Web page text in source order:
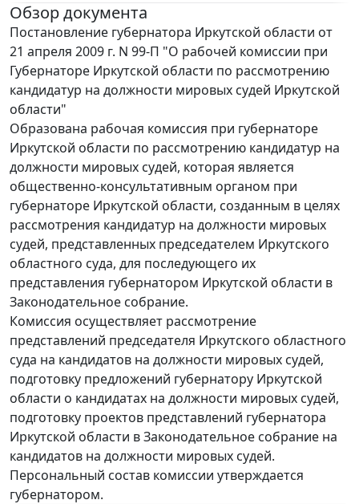
Обзор документа
Постановление губернатора Иркутской области от
21 апреля 2009 г. N 99-П "О рабочей комиссии при
Губернаторе Иркутской области по рассмотрению
кандидатур на должности мировых судей Иркутской
области"
Образована рабочая комиссия при губернаторе
Иркутской области по рассмотрению кандидатур на
должности мировых судей, которая является
общественно-консультативным органом при
губернаторе Иркутской области, созданным в целях
рассмотрения кандидатур на должности мировых
судей, представленных председателем Иркутского
областного суда, для последующего их
представления губернатором Иркутской области в
Законодательное собрание.
Комиссия осуществляет рассмотрение
представлений председателя Иркутского областного
суда на кандидатов на должности мировых судей,
подготовку предложений губернатору Иркутской
области о кандидатах на должности мировых судей,
подготовку проектов представлений губернатора
Иркутской области в Законодательное собрание на
кандидатов на должности мировых судей.
Персональный состав комиссии утверждается
губернатором.